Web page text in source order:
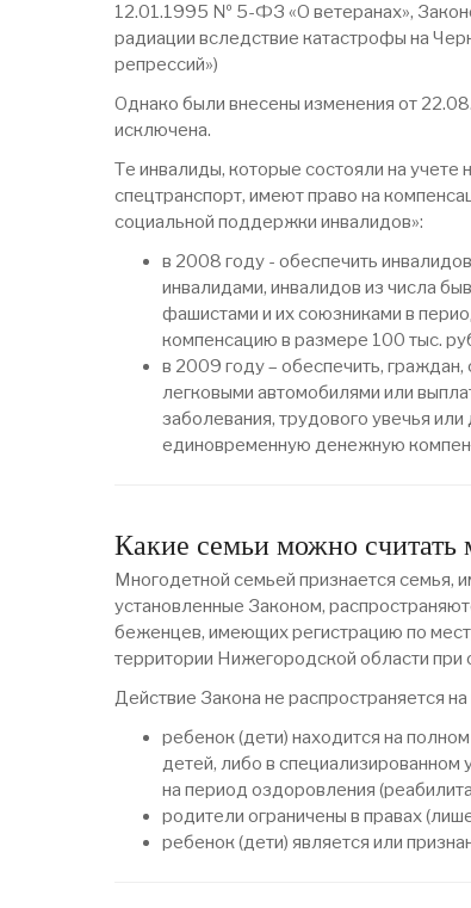
12.01.1995 № 5-ФЗ «О ветеранах»,
радиации вследствие катастрофы на
репрессий»)
Однако были внесены изменения от
исключена.
Те инвалиды, которые состояли на учете
спецтранспорт, имеют право на
социальной поддержки инвалидов»:
в 2008 году - обеспечить
инвалидами, инвалидов из числа
фашистами и их союзниками в
компенсацию в размере 100 тыс.
в 2009 году – обеспечить,
легковыми автомобилями или
заболевания, трудового увечья
единовременную денежную
Какие семьи можно считать
Многодетной семьей признается семья,
установленные Законом,
беженцев, имеющих регистрацию по
территории Нижегородской области при
Действие Закона не распространяется
ребенок (дети) находится на
детей, либо в
на период оздоровления
родители ограничены в правах
ребенок (дети) является или